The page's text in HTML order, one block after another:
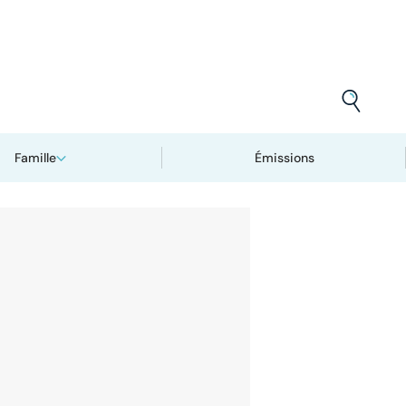
Famille Émissions